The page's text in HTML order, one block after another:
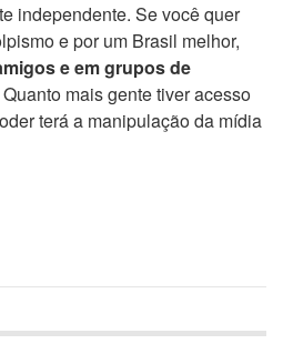
independente. Se você quer
e por um Brasil melhor,
e em grupos de
Quanto mais gente tiver acesso
terá a manipulação da mídia